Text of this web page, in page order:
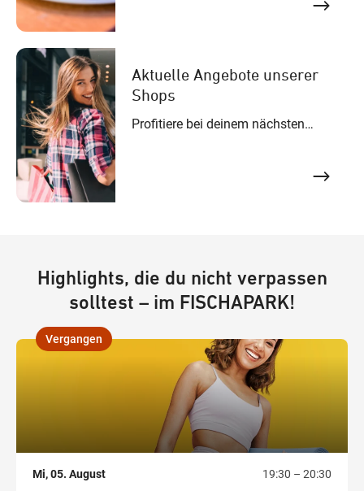
Restaurants und Cafés für jeden
Aktuelle Angebote unserer
Shops
Profitiere bei deinem nächsten
Highlights, die du nicht verpassen
solltest – im FISCHAPARK!
,
Vergangen
Mi, 05. August 19:30 – 20:30